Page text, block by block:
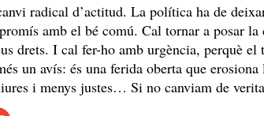
radical d’actitud. La política ha de
amb el bé comú. Cal tornar a posar
drets. I cal fer-ho amb urgència, perquè
un avís: és una ferida oberta que
i menys justes… Si no canviam de